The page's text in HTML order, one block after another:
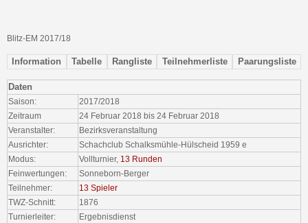
Blitz-EM 2017/18
Information Tabelle Rangliste Teilnehmerliste Paarungsliste
Daten
Saison:
2017/2018
Zeitraum
24 Februar 2018 bis 24 Februar 2018
Veranstalter:
Bezirksveranstaltung
Ausrichter:
Schachclub Schalksmühle-Hülscheid 1959 e
Modus:
Vollturnier, 13 Runden
Feinwertungen:
Sonneborn-Berger
Teilnehmer:
13 Spieler
TWZ-Schnitt:
1876
Turnierleiter:
Ergebnisdienst